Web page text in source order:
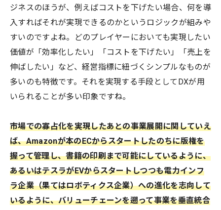
ジネスのほうが、例えばコストを下げたい場合、何を導
入すればそれが実現できるのかというロジックが組みや
すいのですよね。どのプレイヤーにおいても実現したい
価値が「効率化したい」「コストを下げたい」「売上を
伸ばしたい」など、経営指標に紐づくシンプルなものが
多いのも特徴です。それを実現する手段としてDXが用
いられることが多い印象ですね。
市場での寡占化を実現したあとの事業展開に関していえ
ば、Amazonが本のECからスタートしたのちに版権を
握って管理し、書籍の印刷まで可能にしているように、
あるいはテスラがEVからスタートしつつも電力インフ
ラ企業（果てはロボティクス企業）への進化を志向して
いるように、バリューチェーンを遡って事業を垂直統合